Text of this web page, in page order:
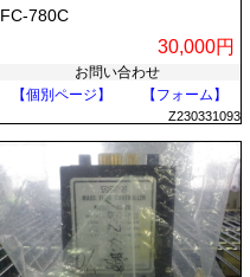
FC-780C
30,000円
お問い合わせ
【個別ページ】
【フォーム】
Z230331093